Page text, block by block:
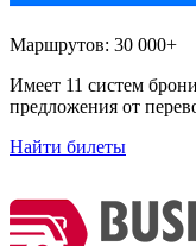
Маршрутов: 30 000+
Имеет 11 систем
предложения от
Найти билеты